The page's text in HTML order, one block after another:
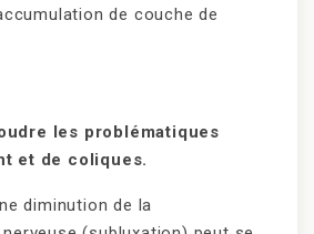
de couche de
les problématiques
et de coliques.
diminution de la